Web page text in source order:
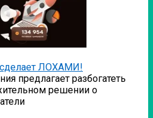
сделает ЛОХАМИ!
предлагает разбогатеть
решении о